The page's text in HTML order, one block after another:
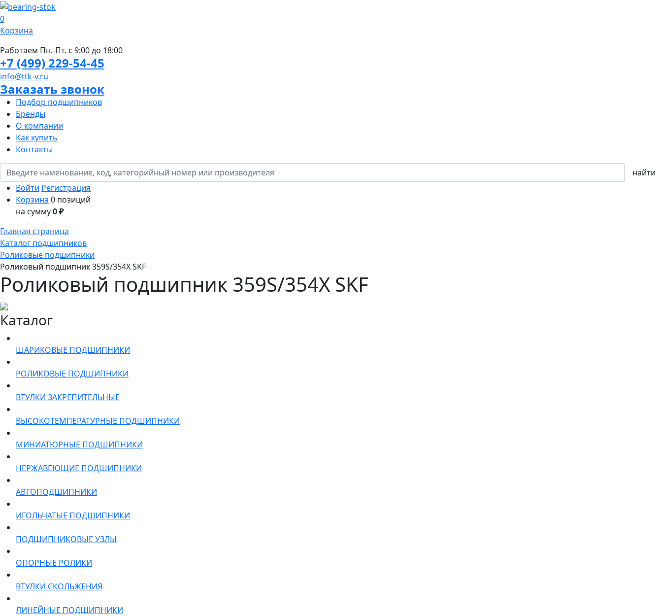
0
Корзина
Работаем Пн.-Пт. с 9:00 до 18:00
+7 (499) 229-54-45
info@ttk-v.ru
Заказать звонок
Подбор подшипников
Бренды
О компании
Как купить
Контакты
Войти Регистрация
Корзина 0 позиций
на сумму0 ₽
Главная страница
Каталог подшипников
Роликовые подшипники
Роликовый подшипник 359S/354X SKF
Роликовый подшипник 359S/354X SKF
Каталог
ШАРИКОВЫЕ ПОДШИПНИКИ
РОЛИКОВЫЕ ПОДШИПНИКИ
ВТУЛКИ ЗАКРЕПИТЕЛЬНЫЕ
ВЫСОКОТЕМПЕРАТУРНЫЕ ПОДШИПНИКИ
МИНИАТЮРНЫЕ ПОДШИПНИКИ
НЕРЖАВЕЮЩИЕ ПОДШИПНИКИ
АВТОПОДШИПНИКИ
ИГОЛЬЧАТЫЕ ПОДШИПНИКИ
ПОДШИПНИКОВЫЕ УЗЛЫ
ОПОРНЫЕ РОЛИКИ
ВТУЛКИ СКОЛЬЖЕНИЯ
ЛИНЕЙНЫЕ ПОДШИПНИКИ